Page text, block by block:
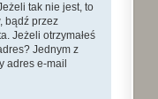
tak nie jest, to
bądź przez
Jeżeli otrzymałeś
Jednym z
adres e-mail